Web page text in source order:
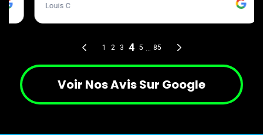
Voir Nos Avis Sur Google